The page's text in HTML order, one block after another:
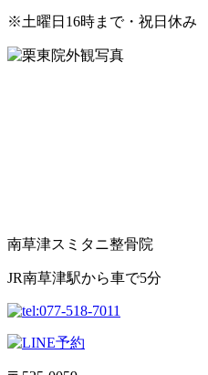
※土曜日16時まで・祝日休み
南草津スミタニ整骨院
JR南草津駅から車で5分